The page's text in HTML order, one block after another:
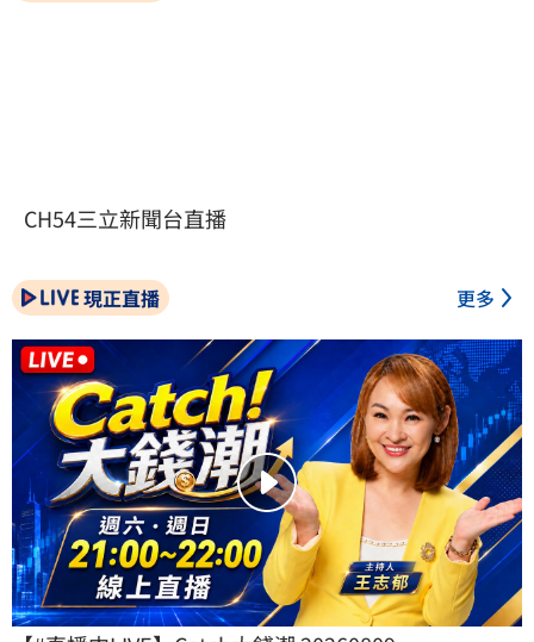
CH54三立新聞台直播
現正直播 更多